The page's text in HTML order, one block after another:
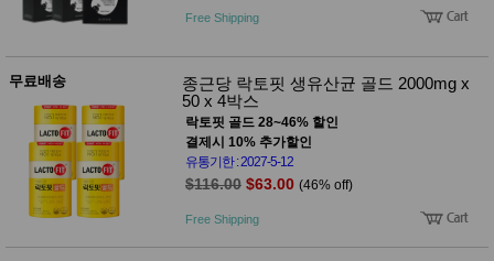
Free Shipping
무료배송
종근당 락토핏 생유산균 골드 2000mg x
50 x 4박스
락토핏 골드 28~46% 할인
결제시 10% 추가할인
유통기한 : 2027-5-12
$116.00 $63.00 (46% off)
Free Shipping